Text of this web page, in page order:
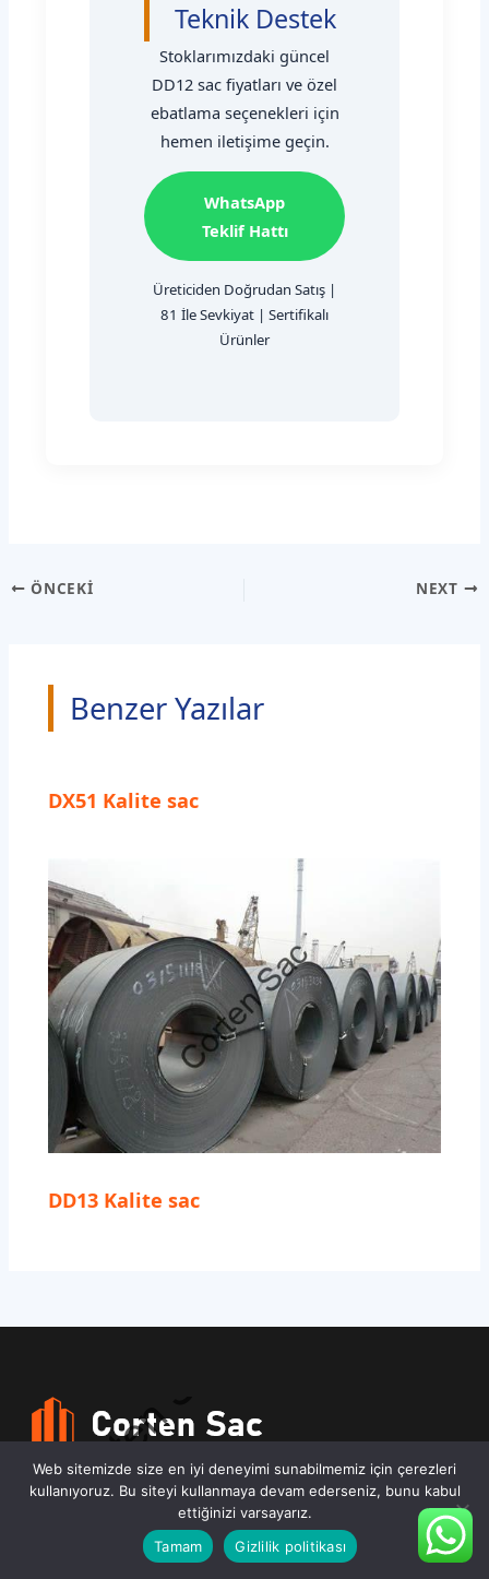
Teknik Destek
Stoklarımızdaki güncel
DD12 sac fiyatları ve özel
ebatlama seçenekleri için
hemen iletişime geçin.
WhatsApp
Teklif Hattı
Üreticiden Doğrudan Satış |
81 İle Sevkiyat | Sertifikalı
Ürünler
ÖNCEKI NEXT
Benzer Yazılar
DX51 Kalite sac
DD13 Kalite sac
CORTENSAC.COM.TR
Web sitemizde size en iyi deneyimi sunabilmemiz için çerezleri
kullanıyoruz. Bu siteyi kullanmaya devam ederseniz, bunu kabul
ettiğinizi varsayarız.
Tamam
Gizlilik politikası